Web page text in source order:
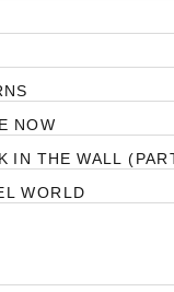
NOW
IN THE WALL
WORLD